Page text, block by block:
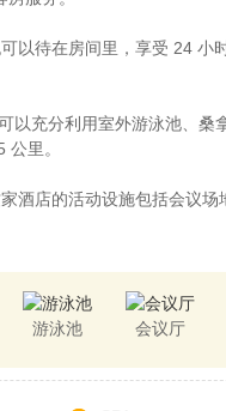
以待在房间里，享受 24
以充分利用室外游泳池、
里。
店的活动设施包括会议场
游泳池 会议厅